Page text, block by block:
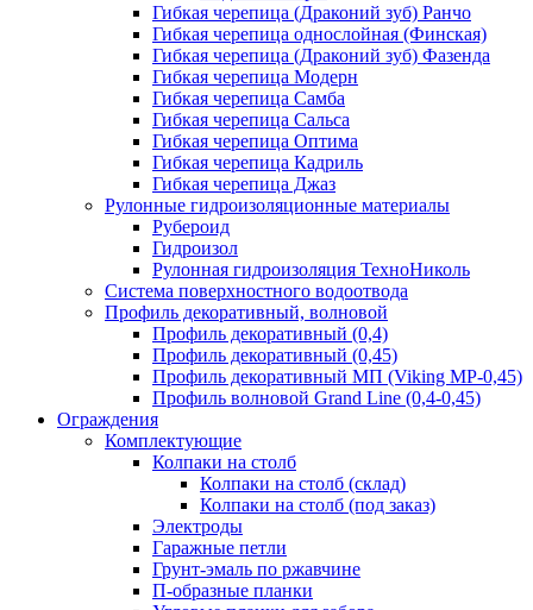
Гибкая черепица (Драконий зуб) Ранчо
Гибкая черепица однослойная (Финская)
Гибкая черепица (Драконий зуб) Фазенда
Гибкая черепица Модерн
Гибкая черепица Самба
Гибкая черепица Сальса
Гибкая черепица Оптима
Гибкая черепица Кадриль
Гибкая черепица Джаз
Рулонные гидроизоляционные материалы
Рубероид
Гидроизол
Рулонная гидроизоляция ТехноНиколь
Система поверхностного водоотвода
Профиль декоративный, волновой
Профиль декоративный (0,4)
Профиль декоративный (0,45)
Профиль декоративный МП (Viking MP-0,45)
Профиль волновой Grand Line (0,4-0,45)
Ограждения
Комплектующие
Колпаки на столб
Колпаки на столб (склад)
Колпаки на столб (под заказ)
Электроды
Гаражные петли
Грунт-эмаль по ржавчине
П-образные планки